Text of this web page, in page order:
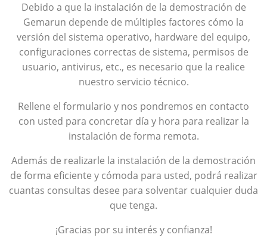
Debido a que la instalación de la demostración de
Gemarun depende de múltiples factores cómo la
versión del sistema operativo, hardware del equipo,
configuraciones correctas de sistema, permisos de
usuario, antivirus, etc., es necesario que la realice
nuestro servicio técnico.
Rellene el formulario y nos pondremos en contacto
con usted para concretar día y hora para realizar la
instalación de forma remota.
Además de realizarle la instalación de la demostración
de forma eficiente y cómoda para usted, podrá realizar
cuantas consultas desee para solventar cualquier duda
que tenga.
¡Gracias por su interés y confianza!